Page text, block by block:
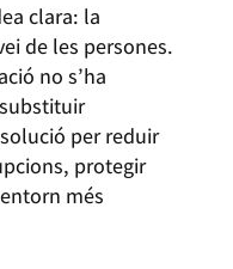
clara: la
de les persones.
no s’ha
per reduir
protegir
més